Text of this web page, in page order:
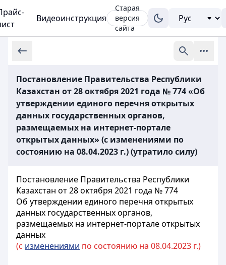
Видеоинструкция
Старая
версия
сайта
Постановление Правительства Республики
Казахстан от 28 октября 2021 года № 774 «Об
утверждении единого перечня открытых
данных государственных органов,
размещаемых на интернет-портале
открытых данных» (с изменениями по
состоянию на 08.04.2023 г.) (утратило силу)
Постановление Правительства Республики
Казахстан от 28 октября 2021 года № 774
Об утверждении единого перечня открытых
данных государственных органов,
размещаемых на интернет-портале открытых
данных
(с изменениями по состоянию на 08.04.2023 г.)